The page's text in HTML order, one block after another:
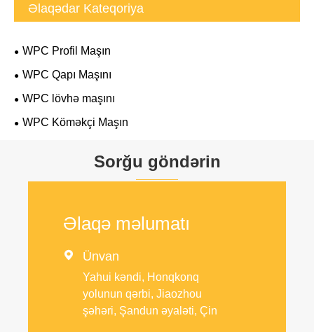
Əlaqədar Kateqoriya
WPC Profil Maşın
WPC Qapı Maşını
WPC lövhə maşını
WPC Köməkçi Maşın
Sorğu göndərin
Əlaqə məlumatı
 Ünvan
Yahui kəndi, Honqkonq
yolunun qərbi, Jiaozhou
şəhəri, Şandun əyaləti, Çin